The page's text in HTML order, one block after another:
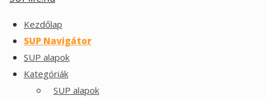
Kezdőlap
SUP Navigátor
SUP alapok
Kategóriák
SUP alapok